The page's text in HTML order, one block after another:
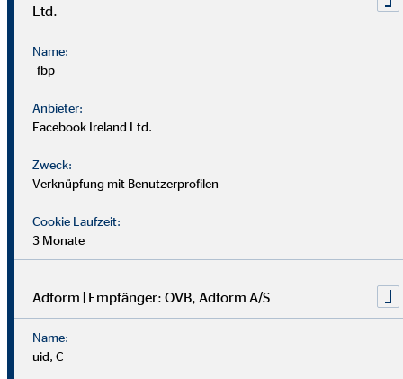
Bei uns findest du Sicherheit, Selbstbestimmung und
Flexibilität. Teamarbeit und Austausch stehen im
Mittelpunkt. Dein Alltag ist vielfältig, da jede*r Kund*in
individuelle Lösungen braucht. Als OVB-Berater*in
unterstützt du Kund*innen, die richtigen finanziellen
Entscheidungen zu treffen.
Ltd.
Name:
_fbp
Anbieter:
Facebook Ireland Ltd.
Zweck:
Verknüpfung mit Benutzerprofilen
Cookie Laufzeit:
3 Monate
Adform | Empfänger: OVB, Adform A/S
Name:
uid, C